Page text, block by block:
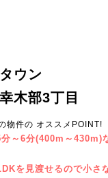
ウン
木部3丁目
～6分(400m～430m)
を見渡せるので小さ